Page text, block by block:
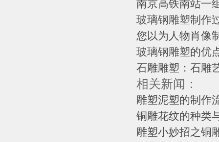
南京高铁南站一
玻璃钢雕塑制作
您以为人物肖像
玻璃钢雕塑的优
石雕雕塑：石雕
相关新闻：
雕塑泥塑的制作
铜雕花纹的种类
雕塑小妙招之